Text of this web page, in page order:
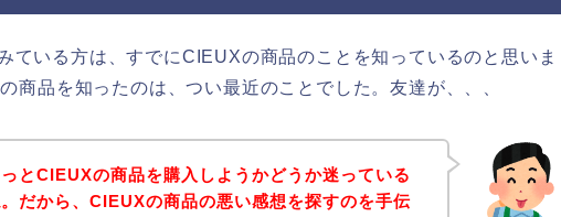
ている方は、すでにCIEUXの商品のことを知っているのと思いま
商品を知ったのは、つい最近のことでした。友達が、、、
とCIEUXの商品を購入しようかどうか迷っている
だから、CIEUXの商品の悪い感想を探すのを手伝